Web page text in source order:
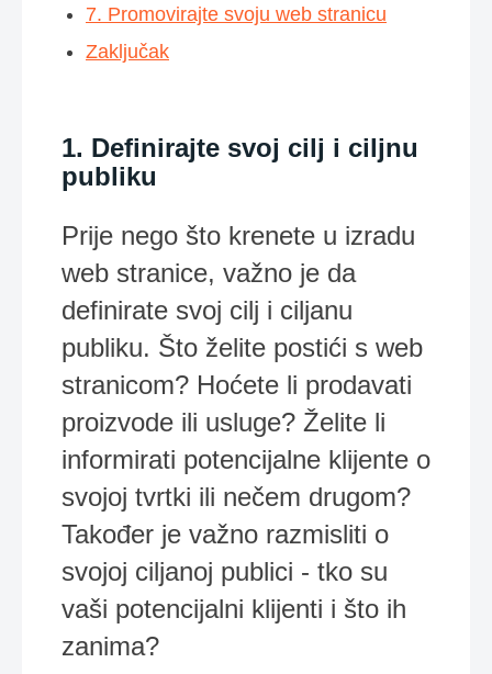
7. Promovirajte svoju web stranicu
Zaključak
1. Definirajte svoj cilj i ciljnu
publiku
Prije nego što krenete u izradu
web stranice, važno je da
definirate svoj cilj i ciljanu
publiku. Što želite postići s web
stranicom? Hoćete li prodavati
proizvode ili usluge? Želite li
informirati potencijalne klijente o
svojoj tvrtki ili nečem drugom?
Također je važno razmisliti o
svojoj ciljanoj publici - tko su
vaši potencijalni klijenti i što ih
zanima?